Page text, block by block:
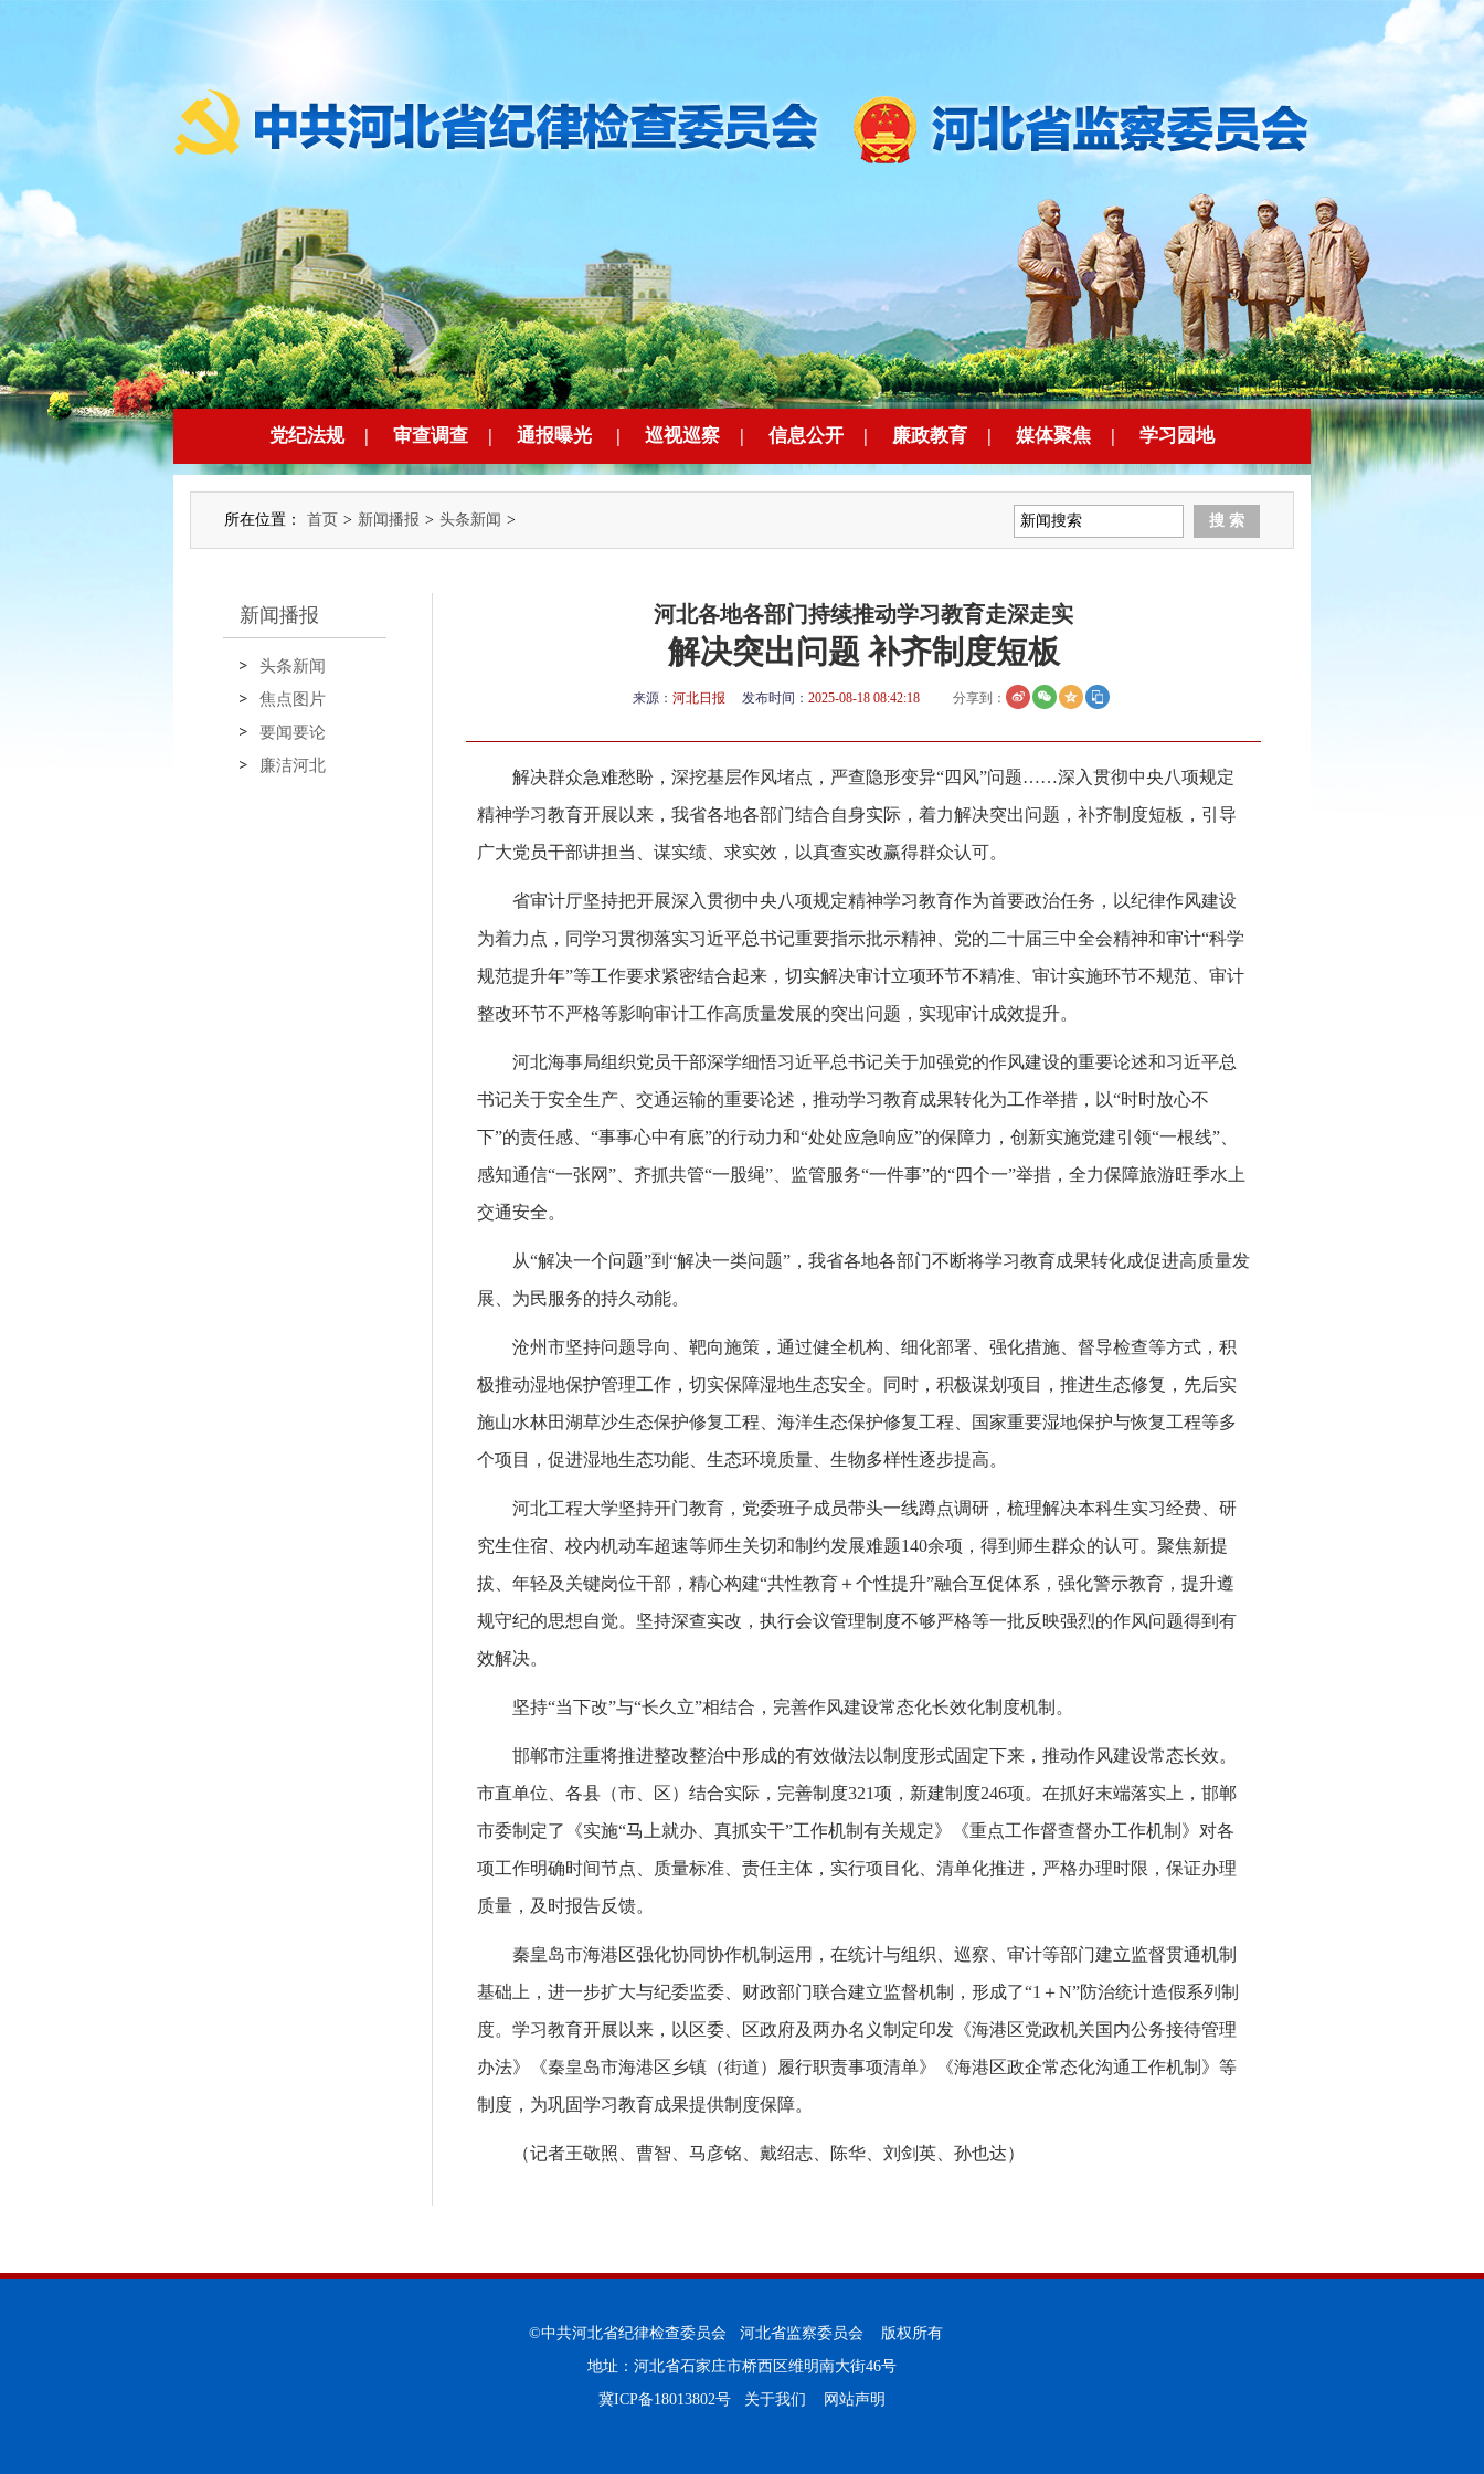
党纪法规 | 审查调查 | 通报曝光 | 巡视巡察 | 信息公开 | 廉政教育 | 媒体聚焦 | 学习园地
所在位置： 首页 > 新闻播报 > 头条新闻 >
新闻播报
头条新闻
焦点图片
要闻要论
廉洁河北
河北各地各部门持续推动学习教育走深走实
解决突出问题 补齐制度短板
来源： 河北日报 发布时间： 2025-08-18 08:42:18 分享到：
解决群众急难愁盼，深挖基层作风堵点，严查隐形变异“四风”问题……深入贯彻中央八项规定
精神学习教育开展以来，我省各地各部门结合自身实际，着力解决突出问题，补齐制度短板，引导
广大党员干部讲担当、谋实绩、求实效，以真查实改赢得群众认可。
省审计厅坚持把开展深入贯彻中央八项规定精神学习教育作为首要政治任务，以纪律作风建设
为着力点，同学习贯彻落实习近平总书记重要指示批示精神、党的二十届三中全会精神和审计“科学
规范提升年”等工作要求紧密结合起来，切实解决审计立项环节不精准、审计实施环节不规范、审计
整改环节不严格等影响审计工作高质量发展的突出问题，实现审计成效提升。
河北海事局组织党员干部深学细悟习近平总书记关于加强党的作风建设的重要论述和习近平总
书记关于安全生产、交通运输的重要论述，推动学习教育成果转化为工作举措，以“时时放心不
下”的责任感、“事事心中有底”的行动力和“处处应急响应”的保障力，创新实施党建引领“一根线”、
感知通信“一张网”、齐抓共管“一股绳”、监管服务“一件事”的“四个一”举措，全力保障旅游旺季水上
交通安全。
从“解决一个问题”到“解决一类问题”，我省各地各部门不断将学习教育成果转化成促进高质量发
展、为民服务的持久动能。
沧州市坚持问题导向、靶向施策，通过健全机构、细化部署、强化措施、督导检查等方式，积
极推动湿地保护管理工作，切实保障湿地生态安全。同时，积极谋划项目，推进生态修复，先后实
施山水林田湖草沙生态保护修复工程、海洋生态保护修复工程、国家重要湿地保护与恢复工程等多
个项目，促进湿地生态功能、生态环境质量、生物多样性逐步提高。
河北工程大学坚持开门教育，党委班子成员带头一线蹲点调研，梳理解决本科生实习经费、研
究生住宿、校内机动车超速等师生关切和制约发展难题140余项，得到师生群众的认可。聚焦新提
拔、年轻及关键岗位干部，精心构建“共性教育＋个性提升”融合互促体系，强化警示教育，提升遵
规守纪的思想自觉。坚持深查实改，执行会议管理制度不够严格等一批反映强烈的作风问题得到有
效解决。
坚持“当下改”与“长久立”相结合，完善作风建设常态化长效化制度机制。
邯郸市注重将推进整改整治中形成的有效做法以制度形式固定下来，推动作风建设常态长效。
市直单位、各县（市、区）结合实际，完善制度321项，新建制度246项。在抓好末端落实上，邯郸
市委制定了《实施“马上就办、真抓实干”工作机制有关规定》《重点工作督查督办工作机制》对各
项工作明确时间节点、质量标准、责任主体，实行项目化、清单化推进，严格办理时限，保证办理
质量，及时报告反馈。
秦皇岛市海港区强化协同协作机制运用，在统计与组织、巡察、审计等部门建立监督贯通机制
基础上，进一步扩大与纪委监委、财政部门联合建立监督机制，形成了“1＋N”防治统计造假系列制
度。学习教育开展以来，以区委、区政府及两办名义制定印发《海港区党政机关国内公务接待管理
办法》《秦皇岛市海港区乡镇（街道）履行职责事项清单》《海港区政企常态化沟通工作机制》等
制度，为巩固学习教育成果提供制度保障。
（记者王敬照、曹智、马彦铭、戴绍志、陈华、刘剑英、孙也达）
©中共河北省纪律检查委员会 河北省监察委员会 版权所有
地址：河北省石家庄市桥西区维明南大街46号
冀ICP备18013802号
关于我们 网站声明